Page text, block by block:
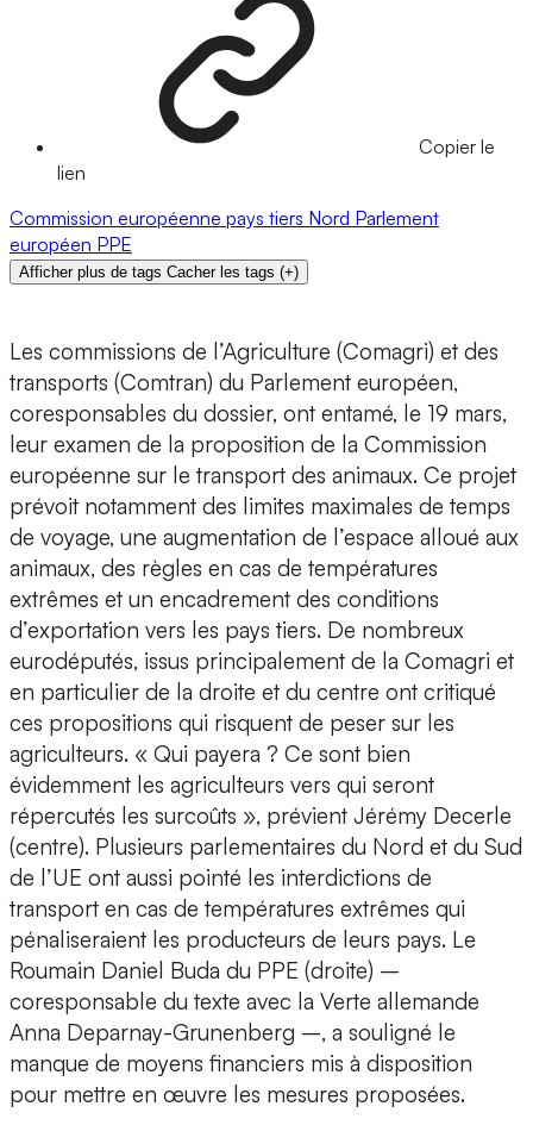
Copier le
lien
Commission européenne pays tiers Nord Parlement
européen PPE
Afficher plus de tags Cacher les tags (+)
Les commissions de l’Agriculture (Comagri) et des
transports (Comtran) du Parlement européen,
coresponsables du dossier, ont entamé, le 19 mars,
leur examen de la proposition de la Commission
européenne sur le transport des animaux. Ce projet
prévoit notamment des limites maximales de temps
de voyage, une augmentation de l’espace alloué aux
animaux, des règles en cas de températures
extrêmes et un encadrement des conditions
d’exportation vers les pays tiers. De nombreux
eurodéputés, issus principalement de la Comagri et
en particulier de la droite et du centre ont critiqué
ces propositions qui risquent de peser sur les
agriculteurs. « Qui payera ? Ce sont bien
évidemment les agriculteurs vers qui seront
répercutés les surcoûts », prévient Jérémy Decerle
(centre). Plusieurs parlementaires du Nord et du Sud
de l’UE ont aussi pointé les interdictions de
transport en cas de températures extrêmes qui
pénaliseraient les producteurs de leurs pays. Le
Roumain Daniel Buda du PPE (droite) –
coresponsable du texte avec la Verte allemande
Anna Deparnay-Grunenberg –, a souligné le
manque de moyens financiers mis à disposition
pour mettre en œuvre les mesures proposées.